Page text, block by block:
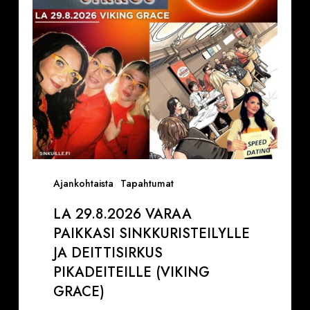
Ajankohtaista Tapahtumat
Deittisirkus
pikadeiteille
(Viking
Grace)
LA 29.8.2026 VARAA
PAIKKASI SINKKURISTEILYLLE
JA DEITTISIRKUS
PIKADEITEILLE (VIKING
GRACE)